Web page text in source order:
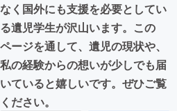
CAMPFIRE for Social Good
CAMPFIREふるさと納税
なく国外にも支援を必要としてい
る遺児学生が沢山います。この
ページを通して、遺児の現状や、
私の経験からの想いが少しでも届
いていると嬉しいです。ぜひご覧
ください。